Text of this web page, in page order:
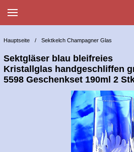
Hauptseite / Sektkelch Champagner Glas
Sektgläser blau bleifreies
Kristallglas handgeschliffen
5598 Geschenkset 190ml 2